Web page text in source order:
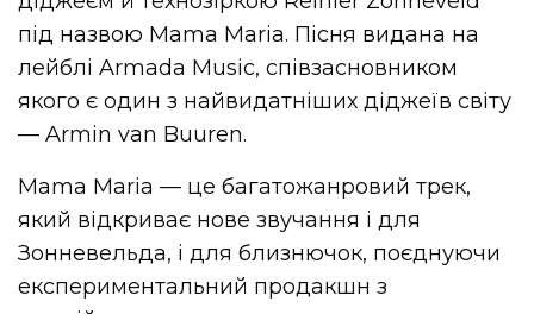
під назвою Mama Maria. Пісня видана на
лейблі Armada Music, співзасновником
якого є один з найвидатніших діджеїв світу
— Armin van Buuren.
Mama Maria — це багатожанровий трек,
який відкриває нове звучання і для
Зонневельда, і для близнючок, поєднуючи
експериментальний продакшн з